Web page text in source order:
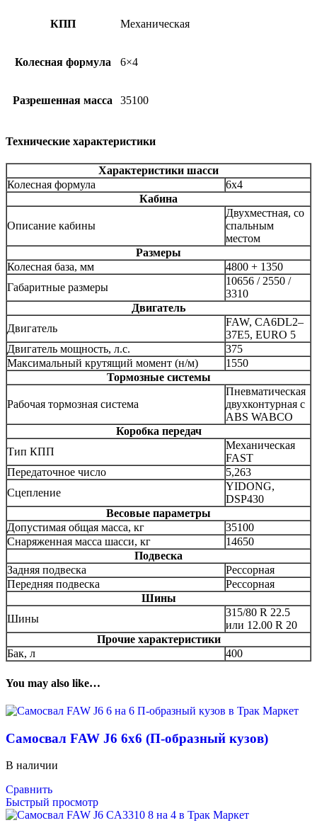
КПП Механическая
Колесная формула 6×4
Разрешенная масса 35100
Технические характеристики
Характеристики шасси
Колесная формула
6x4
Кабина
Описание кабины
Двухместная, со
спальным
местом
Размеры
Колесная база, мм
4800 + 1350
Габаритные размеры
10656 / 2550 /
3310
Двигатель
Двигатель
FAW, CA6DL2–
37E5, EURO 5
Двигатель мощность, л.с.
375
Максимальный крутящий момент (н/м)
1550
Тормозные системы
Рабочая тормозная система
Пневматическая
двухконтурная с
ABS WABCO
Коробка передач
Тип КПП
Механическая
FAST
Передаточное число
5,263
Сцепление
YIDONG,
DSP430
Весовые параметры
Допустимая общая масса, кг
35100
Снаряженная масса шасси, кг
14650
Подвеска
Задняя подвеска
Рессорная
Передняя подвеска
Рессорная
Шины
Шины
315/80 R 22.5
или 12.00 R 20
Прочие характеристики
Бак, л
400
You may also like…
Самосвал FAW J6 6х6 (П-образный кузов)
В наличии
Сравнить
Быстрый просмотр